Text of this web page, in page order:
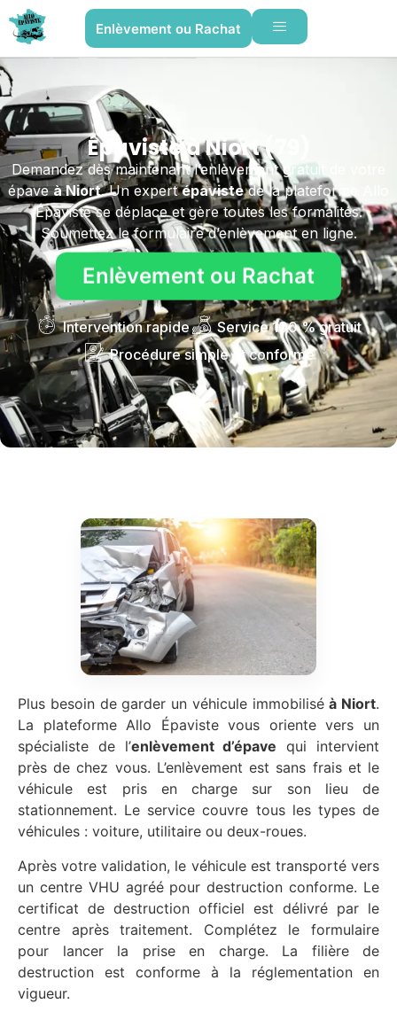
Enlèvement ou Rachat
Épaviste à Niort (79)
Demandez dès maintenant l’enlèvement gratuit de votre
épaveà Niort. Un expertépavistede la plateforme Allo
Épaviste se déplace et gère toutes les formalités.
Soumettez le formulaire d’enlèvement en ligne.
Enlèvement ou Rachat
Intervention rapide
Service 100 % gratuit
Procédure simple et conforme
Plus besoin de garder un véhicule immobiliséà Niort.
La plateforme Allo Épaviste vous oriente vers un
spécialiste de l’enlèvement d’épave qui intervient
près de chez vous. L’enlèvement est sans frais et le
véhicule est pris en charge sur son lieu de
stationnement. Le service couvre tous les types de
véhicules : voiture, utilitaire ou deux-roues.
Après votre validation, le véhicule est transporté vers
un centre VHU agréé pour destruction conforme. Le
certificat de destruction officiel est délivré par le
centre après traitement. Complétez le formulaire
pour lancer la prise en charge. La filière de
destruction est conforme à la réglementation en
vigueur.